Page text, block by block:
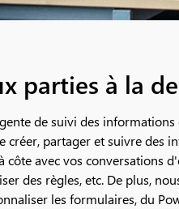
parties à la
de suivi des
partager et suivre
avec vos conversations
des règles, etc. De plus,
les formulaires, du